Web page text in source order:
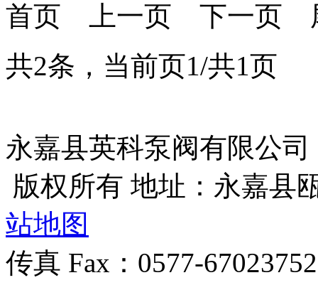
首页 上一页 下一页
共2条，当前页1/共1页
永嘉县英科泵阀有限公司
版权所有 地址：永嘉县
站地图
传真 Fax：0577-